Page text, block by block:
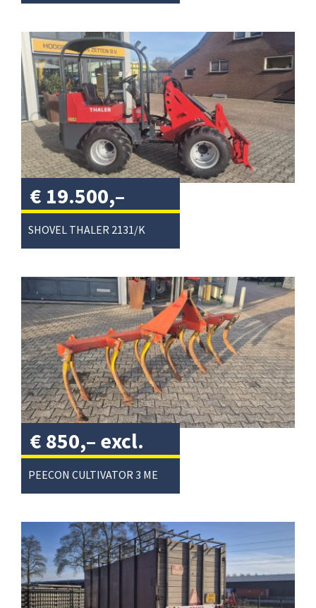
SHOVEL THALER 2131/K
€ 19.500,–
excl. btw/
€ 850,– excl.
btw/